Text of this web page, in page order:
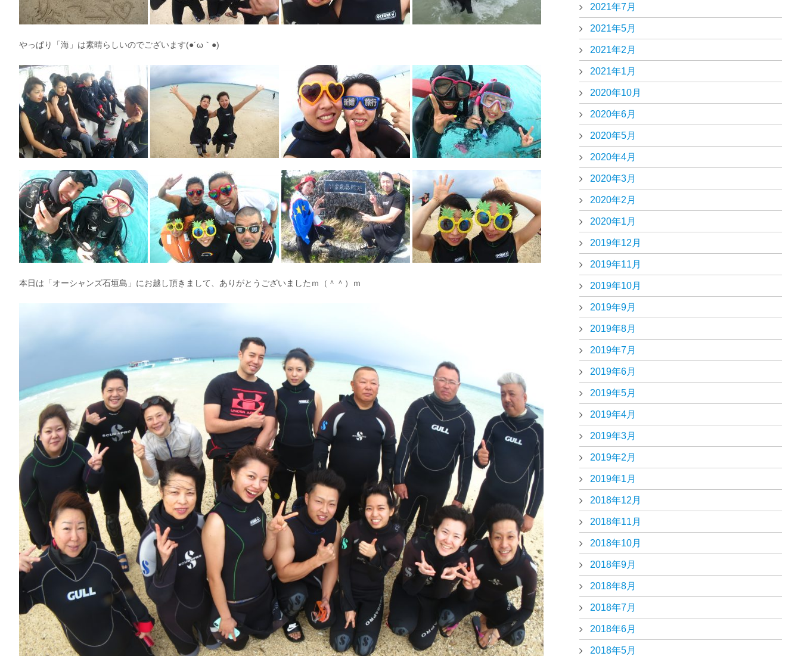
やっぱり「海」は素晴らしいのでございます(●´ω｀●)
本日は「オーシャンズ石垣島」にお越し頂きまして、ありがとうございましたｍ（＾＾）ｍ
2021年7月
2021年5月
2021年2月
2021年1月
2020年10月
2020年6月
2020年5月
2020年4月
2020年3月
2020年2月
2020年1月
2019年12月
2019年11月
2019年10月
2019年9月
2019年8月
2019年7月
2019年6月
2019年5月
2019年4月
2019年3月
2019年2月
2019年1月
2018年12月
2018年11月
2018年10月
2018年9月
2018年8月
2018年7月
2018年6月
2018年5月